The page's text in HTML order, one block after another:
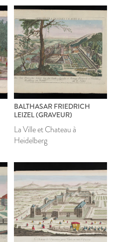
BALTHASAR FRIEDRICH
LEIZEL (GRAVEUR)
La Ville et Chateau à
Heidelberg